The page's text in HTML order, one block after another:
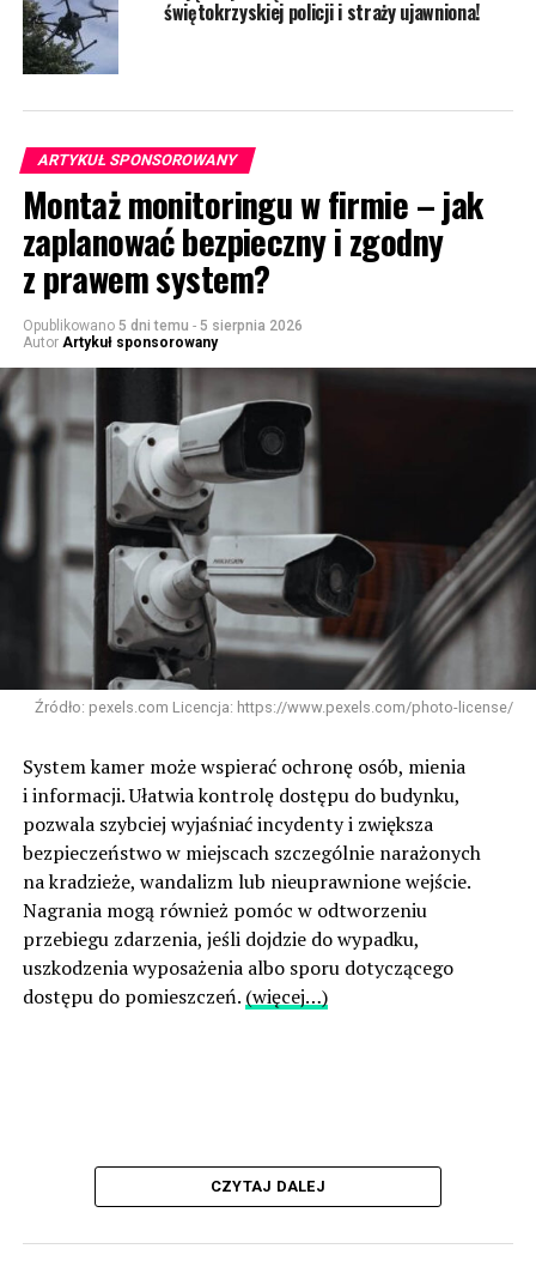
świętokrzyskiej policji i straży ujawniona!
ARTYKUŁ SPONSOROWANY
Montaż monitoringu w firmie – jak
zaplanować bezpieczny i zgodny
z prawem system?
Opublikowano 5 dni temu - 5 sierpnia 2026
Autor Artykuł sponsorowany
Źródło: pexels.com Licencja: https://www.pexels.com/photo-license/
System kamer może wspierać ochronę osób, mienia
i informacji. Ułatwia kontrolę dostępu do budynku,
pozwala szybciej wyjaśniać incydenty i zwiększa
bezpieczeństwo w miejscach szczególnie narażonych
na kradzieże, wandalizm lub nieuprawnione wejście.
Nagrania mogą również pomóc w odtworzeniu
przebiegu zdarzenia, jeśli dojdzie do wypadku,
uszkodzenia wyposażenia albo sporu dotyczącego
dostępu do pomieszczeń. (więcej…)
CZYTAJ DALEJ